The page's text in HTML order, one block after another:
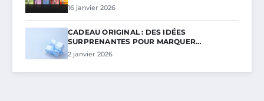
16 janvier 2026
CADEAU ORIGINAL : DES IDÉES
SURPRENANTES POUR MARQUER…
2 janvier 2026